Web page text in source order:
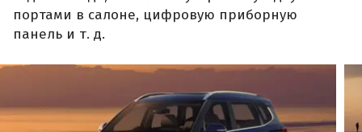
портами в салоне, цифровую приборную
панель и т. д.